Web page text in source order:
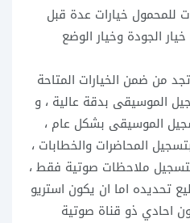
للمحمول خيارات عدة قبل
الجودة وخيار الوضع
من ضمن الخيارات المتاحة
الموسيقى بدقة عالية ، و
الموسيقى بشكل عام ،
المحاضرات والخطابات ،
ملاحظات صوتية فقط ،
تحديده اما ان يكون استريو
احادي ذو قناة صوتية